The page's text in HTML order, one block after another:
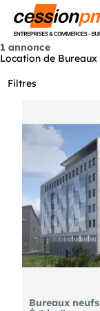
1 annonce
Location de Bureaux
Filtres
Bureaux